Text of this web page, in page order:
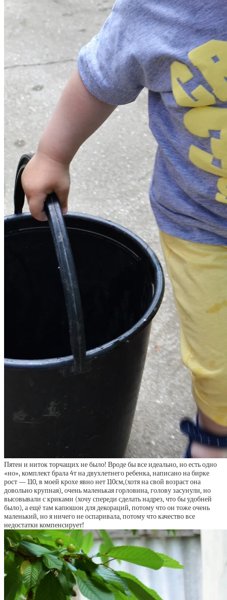
Пятен и ниток торчащих не было! Вроде бы все идеально, но есть одно
«но», комплект брала 4т на двухлетнего ребенка, написано на бирке
рост — 110, в моей крохе явно нет 110см,(хотя на свой возраст она
довольно крупная), очень маленькая горловина, голову засунули, но
высовывали с криками (хочу спереди сделать надрез, что бы удобней
было), а ещё там капюшон для декораций, потому что он тоже очень
маленький, но я ничего не оспаривала, потому что качество все
недостатки компенсирует!